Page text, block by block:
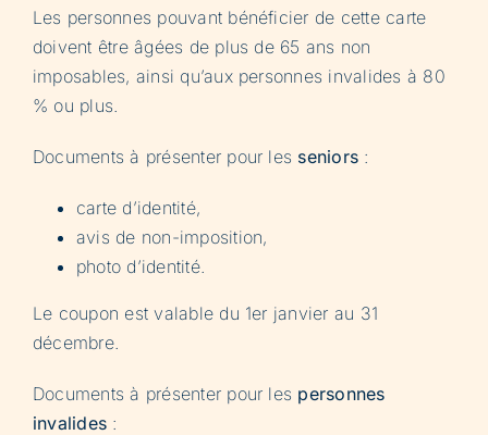
Les personnes pouvant bénéficier de cette carte
doivent être âgées de plus de 65 ans non
imposables, ainsi qu’aux personnes invalides à 80
% ou plus.
Documents à présenter pour les seniors :
carte d’identité,
avis de non-imposition,
photo d’identité.
Le coupon est valable du 1er janvier au 31
décembre.
Documents à présenter pour les personnes
invalides :